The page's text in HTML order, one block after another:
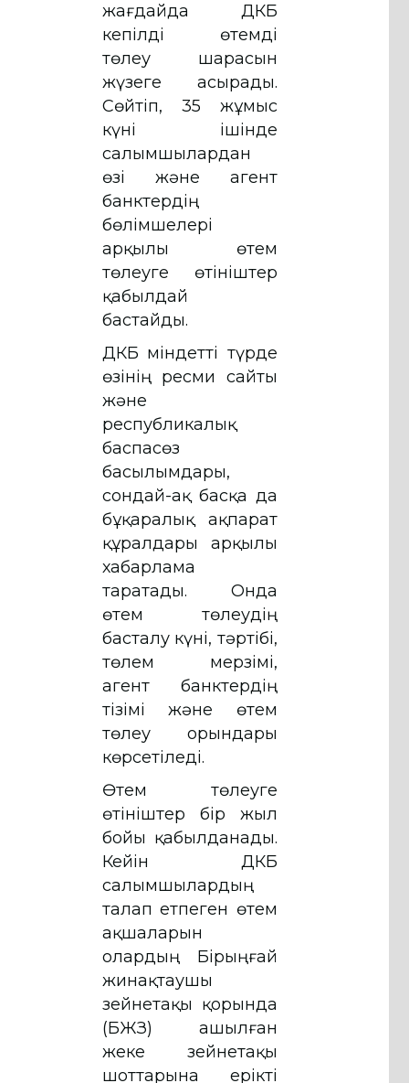
жағдайда ҚДКБҚ
кепілді өтемді
төлеу шарасын
жүзеге асырады.
Сөйтіп, 35 жұмыс
күні ішінде
салымшылардан
өзі және агент
банктердің
бөлімшелері
арқылы өтем
төлеуге өтініштер
қабылдай
бастайды.
ҚДКБҚ міндетті түрде
өзінің ресми сайты
және
республикалық
баспасөз
басылымдары,
сондай-ақ басқа да
бұқаралық ақпарат
құралдары арқылы
хабарлама
таратады. Онда
өтем төлеудің
басталу күні, тәртібі,
төлем мерзімі,
агент банктердің
тізімі және өтем
төлеу орындары
көрсетіледі.
Өтем төлеуге
өтініштер бір жыл
бойы қабылданады.
Кейін ҚДКБҚ
салымшылардың
талап етпеген өтем
ақшаларын
олардың Бірыңғай
жинақтаушы
зейнетақы қорында
(БЖЗҚ) ашылған
жеке зейнетақы
шоттарына ерікті